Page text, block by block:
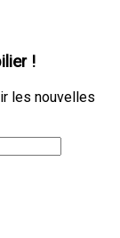
!
les nouvelles